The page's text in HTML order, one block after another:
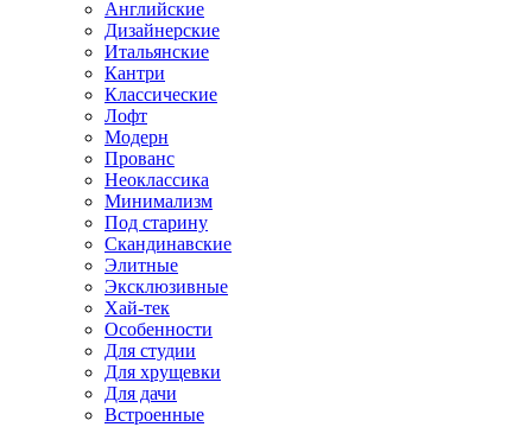
Английские
Дизайнерские
Итальянские
Кантри
Классические
Лофт
Модерн
Прованс
Неоклассика
Минимализм
Под старину
Скандинавские
Элитные
Эксклюзивные
Хай-тек
Особенности
Для студии
Для хрущевки
Для дачи
Встроенные